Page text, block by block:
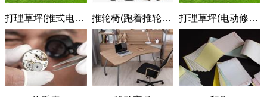
打理草坪(推式电动割草机) 推轮椅(跑着推轮椅) 打理草坪(电动修剪)